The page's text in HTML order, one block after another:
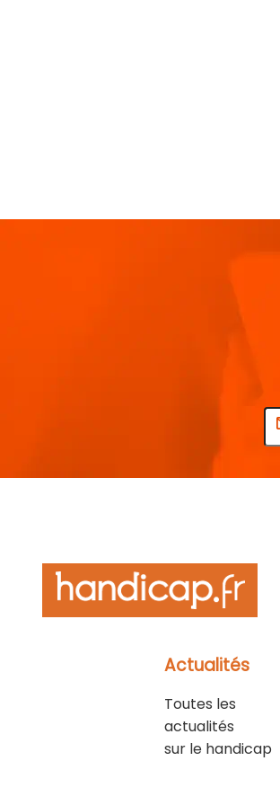
Actualités
Toutes les
actualités
sur le handicap